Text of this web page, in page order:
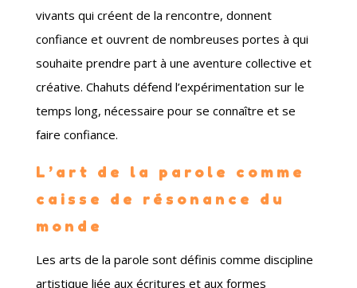
vivants qui créent de la rencontre, donnent
confiance et ouvrent de nombreuses portes à qui
souhaite prendre part à une aventure collective et
créative. Chahuts défend l’expérimentation sur le
temps long, nécessaire pour se connaître et se
faire confiance.
L’art de la parole comme
caisse de résonance du
monde
Les arts de la parole sont définis comme discipline
artistique liée aux écritures et aux formes